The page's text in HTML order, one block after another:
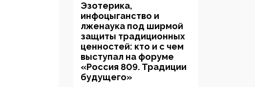
Эзотерика,
инфоцыганство и
лженаука под ширмой
защиты традиционных
ценностей: кто и с чем
выступал на форуме
«Россия 809. Традиции
будущего»